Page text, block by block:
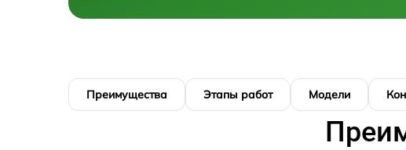
Преимущества Этапы работ Модели